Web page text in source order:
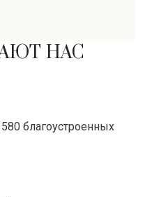
НАС
благоустроенных